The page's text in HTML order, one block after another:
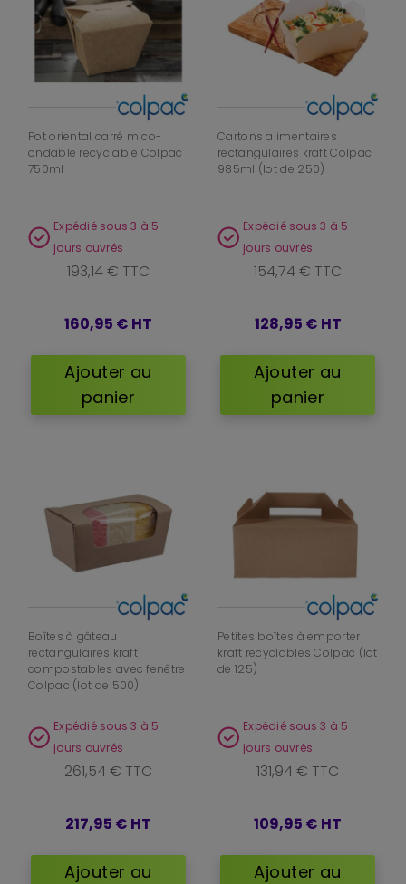
Pot oriental carré mico-
ondable recyclable Colpac
750ml
Expédié sous 3 à 5
jours ouvrés
193,14 € TTC
160,95 € HT
Ajouter au
panier
Cartons alimentaires
rectangulaires kraft Colpac
985ml (lot de 250)
Expédié sous 3 à 5
jours ouvrés
154,74 € TTC
128,95 € HT
Ajouter au
panier
Boîtes à gâteau
rectangulaires kraft
compostables avec fenêtre
Colpac (lot de 500)
Expédié sous 3 à 5
jours ouvrés
261,54 € TTC
217,95 € HT
Ajouter au
Petites boîtes à emporter
kraft recyclables Colpac (lot
de 125)
Expédié sous 3 à 5
jours ouvrés
131,94 € TTC
109,95 € HT
Ajouter au